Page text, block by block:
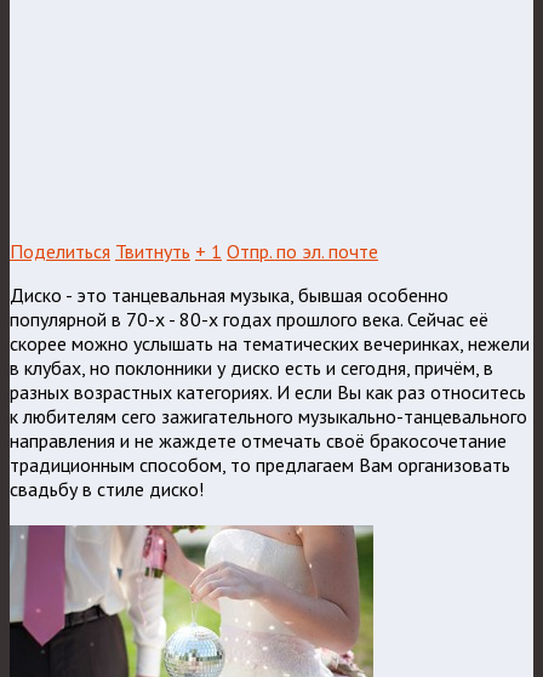
Поделиться Твитнуть + 1 Отпр. по эл. почте
Диско - это танцевальная музыка, бывшая особенно
популярной в 70-х - 80-х годах прошлого века. Сейчас её
скорее можно услышать на тематических вечеринках, нежели
в клубах, но поклонники у диско есть и сегодня, причём, в
разных возрастных категориях. И если Вы как раз относитесь
к любителям сего зажигательного музыкально-танцевального
направления и не жаждете отмечать своё бракосочетание
традиционным способом, то предлагаем Вам организовать
свадьбу в стиле диско!